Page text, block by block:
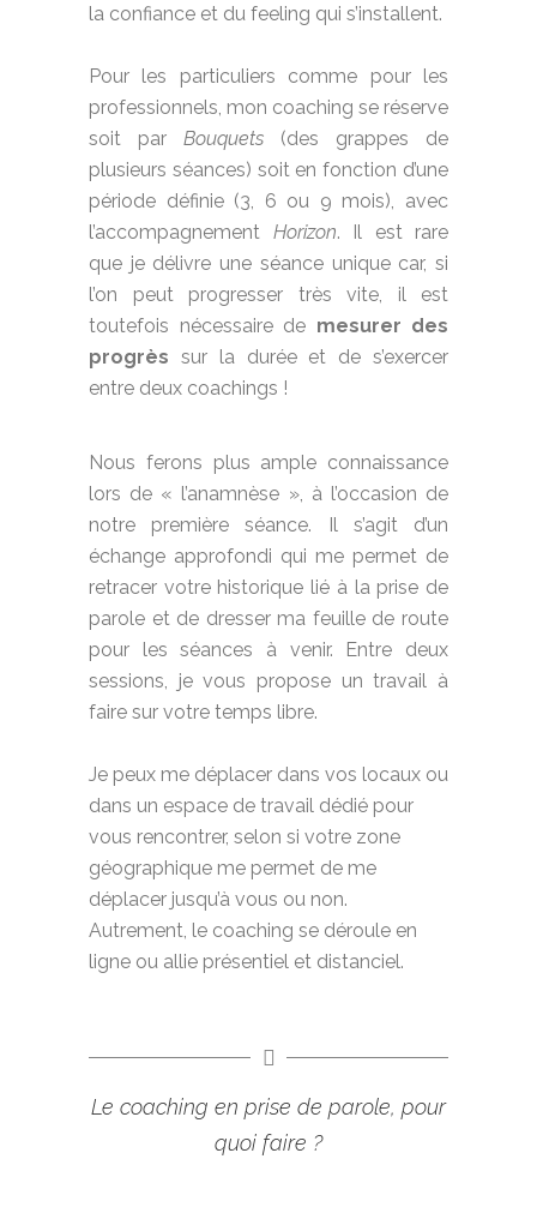
la confiance et du feeling qui s’installent.
Pour les particuliers comme pour les
professionnels, mon coaching se réserve
soit par Bouquets (des grappes de
plusieurs séances) soit en fonction d’une
période définie (3, 6 ou 9 mois), avec
l’accompagnement Horizon. Il est rare
que je délivre une séance unique car, si
l’on peut progresser très vite, il est
toutefois nécessaire de mesurer des
progrès sur la durée et de s’exercer
entre deux coachings !
Nous ferons plus ample connaissance
lors de « l’anamnèse », à l’occasion de
notre première séance. Il s’agit d’un
échange approfondi qui me permet de
retracer votre historique lié à la prise de
parole et de dresser ma feuille de route
pour les séances à venir. Entre deux
sessions, je vous propose un travail à
faire sur votre temps libre.
Je peux me déplacer dans vos locaux ou
dans un espace de travail dédié pour
vous rencontrer, selon si votre zone
géographique me permet de me
déplacer jusqu’à vous ou non.
Autrement, le coaching se déroule en
ligne ou allie présentiel et distanciel.
Le coaching en prise de parole, pour
quoi faire ?